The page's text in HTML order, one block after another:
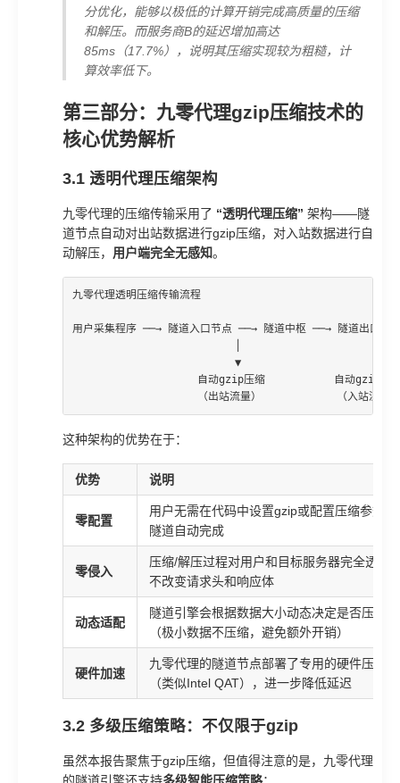
分优化，能够以极低的计算开销完成高质量的压缩
和解压。而服务商B的延迟增加高达
85ms（17.7%），说明其压缩实现较为粗糙，计
算效率低下。
第三部分：九零代理gzip压缩技术的
核心优势解析
3.1 透明代理压缩架构
九零代理的压缩传输采用了 “透明代理压缩” 架构——隧
道节点自动对出站数据进行gzip压缩，对入站数据进行自
动解压， 用户端完全无感知。
九零代理透明压缩传输流程
用户采集程序 ──→ 隧道入口节点 ──→ 隧道中枢 ──→ 隧道出口节
                          ▼                      ▼
自动gzip压缩           自动gzip解
                    （出站流量）            （入站流量）
这种架构的优势在于：
优势 说明
零配置
用户无需在代码中设置gzip或配置压缩参数，
隧道自动完成
零侵入
压缩/解压过程对用户和目标服务器完全透明
不改变请求头和响应体
动态适配
隧道引擎会根据数据大小动态决定是否压缩
（极小数据不压缩，避免额外开销）
硬件加速
九零代理的隧道节点部署了专用的硬件压缩
（类似Intel QAT），进一步降低延迟
3.2 多级压缩策略：不仅限于gzip
虽然本报告聚焦于gzip压缩，但值得注意的是，九零代理